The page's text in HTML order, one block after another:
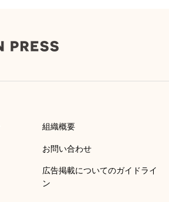
組織概要
お問い合わせ
広告掲載についてのガイドライ
ン